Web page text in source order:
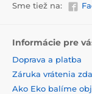
Sme tiež na:
Informácie pre
Doprava a platba
Záruka vrátenia
Ako Eko balíme